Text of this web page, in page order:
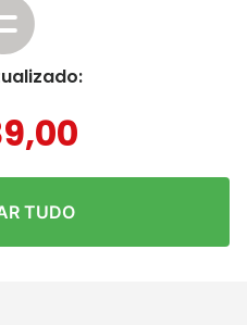
,00
TUDO